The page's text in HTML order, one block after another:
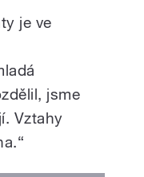
je ve
jsme
Vztahy